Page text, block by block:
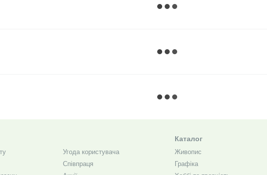
Угода користувача
Співпраця
Каталог
Живопис
Графіка